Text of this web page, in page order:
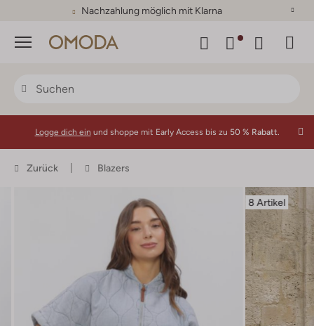
Nachzahlung möglich mit Klarna
Menü
Logge dich ein und shoppe mit Early Access bis zu 50 % Rabatt.
Zurück Blazers
8 Artikel